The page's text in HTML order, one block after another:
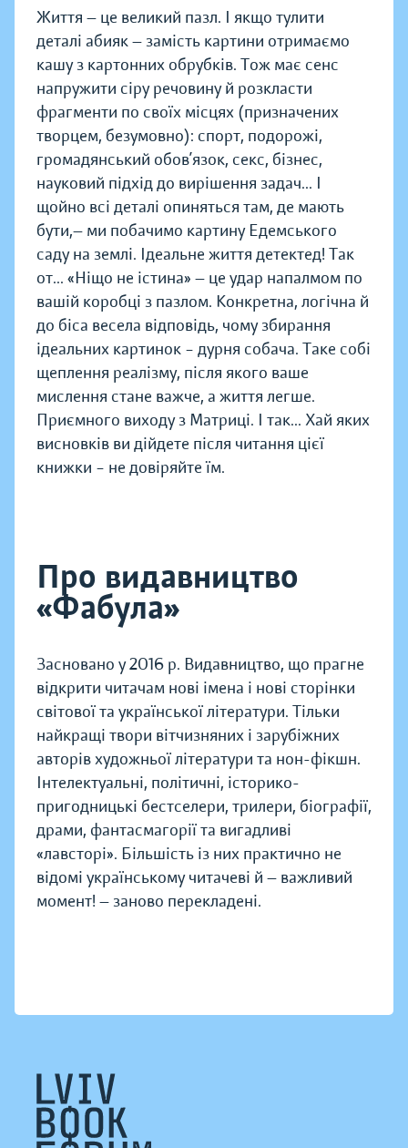
Життя — це великий пазл. І якщо тулити
деталі абияк — замість картини отримаємо
кашу з картонних обрубків. Тож має сенс
напружити сіру речовину й розкласти
фрагменти по своїх місцях (призначених
творцем, безумовно): спорт, подорожі,
громадянський обов’язок, секс, бізнес,
науковий підхід до вирішення задач... І
щойно всі деталі опиняться там, де мають
бути,— ми побачимо картину Едемського
саду на землі. Ідеальне життя детектед! Так
от... «Ніщо не істина» — це удар напалмом по
вашій коробці з пазлом. Конкретна, логічна й
до біса весела відповідь, чому збирання
ідеальних картинок – дурня собача. Таке собі
щеплення реалізму, після якого ваше
мислення стане важче, а життя легше.
Приємного виходу з Матриці. І так... Хай яких
висновків ви дійдете після читання цієї
книжки – не довіряйте їм.
Про видавництво
«Фабула»
Засновано у 2016 р. Видавництво, що прагне
відкрити читачам нові імена і нові сторінки
світової та української літератури. Тільки
найкращі твори вітчизняних і зарубіжних
авторів художньої літератури та нон-фікшн.
Інтелектуальні, політичні, історико-
пригодницькі бестселери, трилери, біографії,
драми, фантасмагорії та вигадливі
«лавсторі». Більшість із них практично не
відомі українському читачеві й — важливий
момент! — заново перекладені.